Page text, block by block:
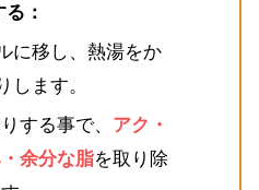
：
に移し、熱湯をか
します。
する事で、 アク・
余分な脂を取り除